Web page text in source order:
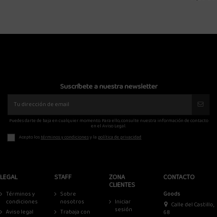
Suscríbete a nuestra newsletter
Puedes darte de baja en cualquier momento. Para ello, consulte nuestra información de contacto
en el Aviso Legal.
Acepto lostérminos y condicionesy la política de privacidad
LEGAL
Términos y
condiciones
Aviso legal
STAFF
Sobre
nosotros
Trabaja con
ZONA
CLIENTES
Iniciar
sesión
CONTACTO
Goods
Calle del Castillo,
68